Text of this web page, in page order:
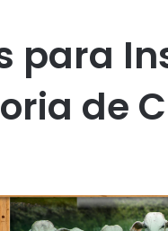
para
de